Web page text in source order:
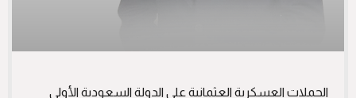
الحملات العسكرية العثمانية على الدولة السعودية الأولى